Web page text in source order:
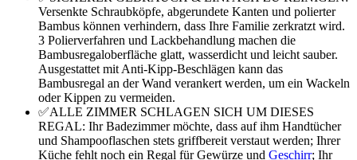
Versenkte Schraubköpfe, abgerundete Kanten und polierter
Bambus können verhindern, dass Ihre Familie zerkratzt wird.
3 Polierverfahren und Lackbehandlung machen die
Bambusregaloberfläche glatt, wasserdicht und leicht sauber.
Ausgestattet mit Anti-Kipp-Beschlägen kann das
Bambusregal an der Wand verankert werden, um ein Wackeln
oder Kippen zu vermeiden.
✅ALLE ZIMMER SCHLAGEN SICH UM DIESES
REGAL: Ihr Badezimmer möchte, dass auf ihm Handtücher
und Shampooflaschen stets griffbereit verstaut werden; Ihrer
Küche fehlt noch ein Regal für Gewürze und Geschirr; Ihr